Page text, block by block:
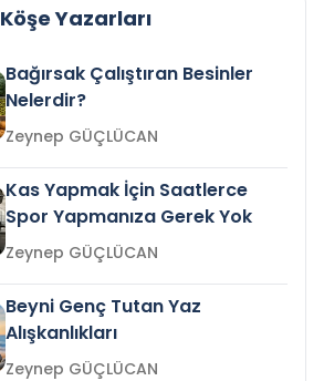
Köşe Yazarları
Bağırsak Çalıştıran Besinler
Nelerdir?
Zeynep GÜÇLÜCAN
Kas Yapmak İçin Saatlerce
Spor Yapmanıza Gerek Yok
Zeynep GÜÇLÜCAN
Beyni Genç Tutan Yaz
Alışkanlıkları
Zeynep GÜÇLÜCAN